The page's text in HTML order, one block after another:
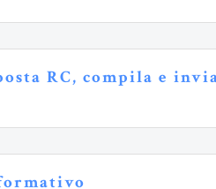
RC, compila e